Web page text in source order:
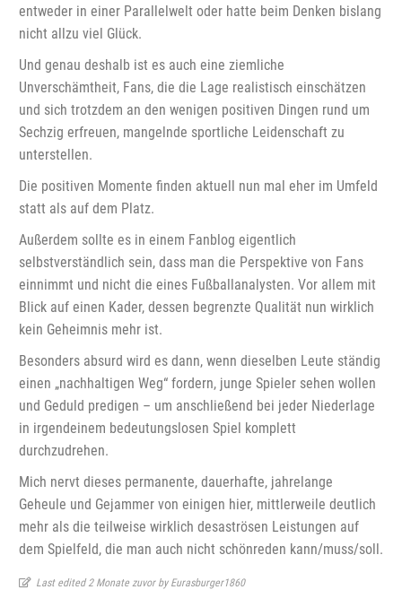
entweder in einer Parallelwelt oder hatte beim Denken bislang
nicht allzu viel Glück.
Und genau deshalb ist es auch eine ziemliche
Unverschämtheit, Fans, die die Lage realistisch einschätzen
und sich trotzdem an den wenigen positiven Dingen rund um
Sechzig erfreuen, mangelnde sportliche Leidenschaft zu
unterstellen.
Die positiven Momente finden aktuell nun mal eher im Umfeld
statt als auf dem Platz.
Außerdem sollte es in einem Fanblog eigentlich
selbstverständlich sein, dass man die Perspektive von Fans
einnimmt und nicht die eines Fußballanalysten. Vor allem mit
Blick auf einen Kader, dessen begrenzte Qualität nun wirklich
kein Geheimnis mehr ist.
Besonders absurd wird es dann, wenn dieselben Leute ständig
einen „nachhaltigen Weg“ fordern, junge Spieler sehen wollen
und Geduld predigen – um anschließend bei jeder Niederlage
in irgendeinem bedeutungslosen Spiel komplett
durchzudrehen.
Mich nervt dieses permanente, dauerhafte, jahrelange
Geheule und Gejammer von einigen hier, mittlerweile deutlich
mehr als die teilweise wirklich desaströsen Leistungen auf
dem Spielfeld, die man auch nicht schönreden kann/muss/soll.
Last edited 2 Monate zuvor by Eurasburger1860